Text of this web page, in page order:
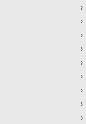
›
›
›
›
›
›
›
›
›